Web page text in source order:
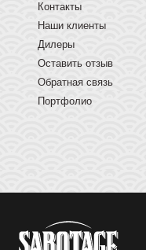
Контакты
Наши клиенты
Дилеры
Оставить отзыв
Обратная связь
Портфолио